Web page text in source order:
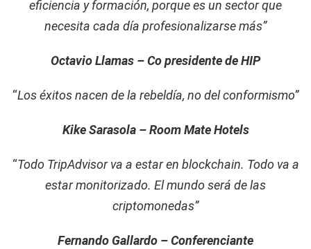
eficiencia y formación, porque es un sector que
necesita cada día profesionalizarse más”
Octavio Llamas – Co presidente de HIP
“Los éxitos nacen de la rebeldía, no del conformismo”
Kike Sarasola – Room Mate Hotels
“Todo TripAdvisor va a estar en blockchain. Todo va a
estar monitorizado. El mundo será de las
criptomonedas”
Fernando Gallardo – Conferenciante